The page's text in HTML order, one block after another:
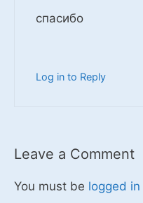
спасибо
Log in to Reply
Leave a Comment
You must be logged in